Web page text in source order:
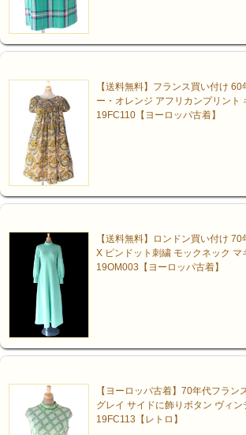
【送料無料】フランス買い付け
ー・オレンジ アフリカンプリント
19FC110【ヨーロッパ古着】
【送料無料】ロンドン買い付け
X ピンドット刺繍 モックネック マ
19OM003【ヨーロッパ古着】
【ヨーロッパ古着】70年代フラン
グレイ サイドに飾りボタン ヴィン
19FC113【レトロ】